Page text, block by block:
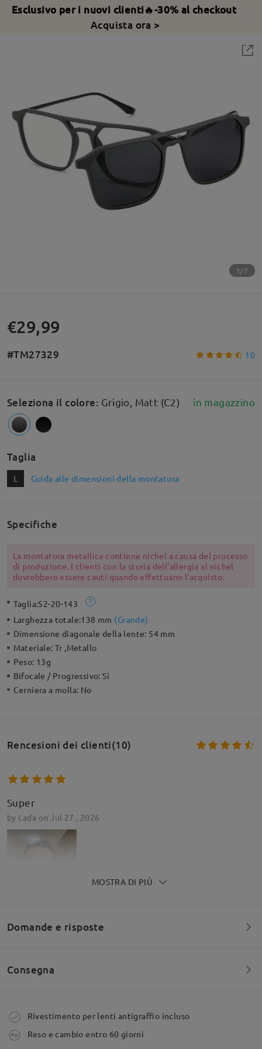
Esclusivo per i nuovi clienti🔥-30% al checkout
Acquista ora >
1/7
€29,99
#TM27329 10
Seleziona il colore: Grigio, Matt (C2) in magazzino
Taglia
L Guida alle dimensioni della montatura
Specifiche
La montatura metallica contiene nichel a causa del processo
di produzione. I clienti con la storia dell'allergia al nichel
dovrebbero essere cauti quando effettuano l'acquisto.
Taglia:52-20-143
Larghezza totale:138 mm (Grande)
Dimensione diagonale della lente: 54 mm
Materiale:Tr ,Metallo
Peso: 13g
Bifocale / Progressivo:Sì
Cerniera a molla: No
Rencesioni dei clienti(10)
Super
by Laďa on Jul 27 , 2026
Firmoo'sreply Jul 2 , 2026
MOSTRA DI PIÙ
Domande e risposte
Siete invitati a lasciare qualsiasi commento sulla montatura.
Consegna
Ordine effettuato
Rivestimento per lenti antigraffio incluso
Reso e cambio entro 60 giorni